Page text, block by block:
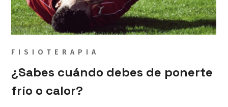
FISIOTERAPIA
¿Sabes cuándo debes de ponerte
frío o calor?